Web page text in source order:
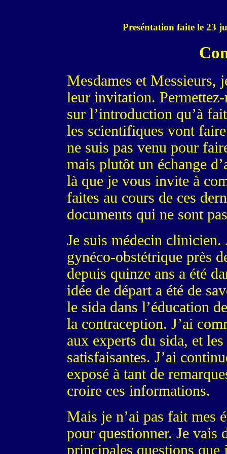
Preséntation faite le 23
Mesdames et Messieurs,
leur invitation.
sur l’introduction qu’à
les scientifiques vont
ne suis pas venu pour
mais plutôt un échange
là que je vous invite à
faites au cours de ces
documents qui ne sont
Je suis médecin clinicien.
gynéco-obstétrique près
depuis quinze ans a été
idée de départ a été de
le sida dans l’éducation
la contraception. J’ai
aux experts du sida, et
satisfaisantes. J’ai
exposé à tant de
croire ces informations.
Mais je n’ai pas fait mes
pour questionner. Je vais
principales questions que